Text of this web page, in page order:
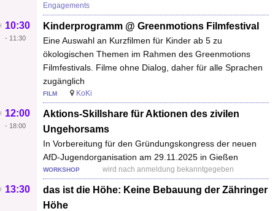
Engagements
Kinderprogramm @ Greenmotions Filmfestival
Eine Auswahl an Kurzfilmen für Kinder ab 5 zu
ökologischen Themen im Rahmen des Greenmotions
Filmfestivals. Filme ohne Dialog, daher für alle Sprachen
zugänglich
10:30
- 11:30
FILM KoKi
Aktions-Skillshare für Aktionen des zivilen
Ungehorsams
In Vorbereitung für den Gründungskongress der neuen
AfD-Jugendorganisation am 29.11.2025 in Gießen
12:00
- 18:00
WORKSHOP wird nach anmeldung bekanntgegeben
das ist die Höhe: Keine Bebauung der Zähringer
Höhe
13:30